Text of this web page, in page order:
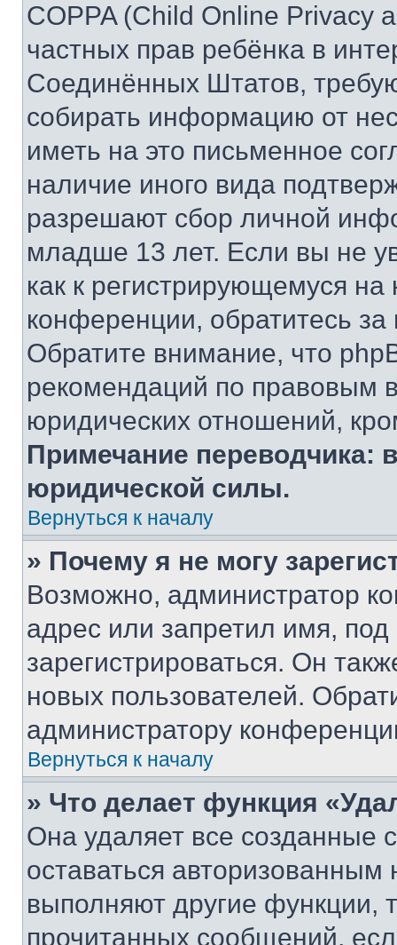
COPPA (Child Online Privacy
частных прав ребёнка в
Соединённых Штатов,
собирать информацию от
иметь на это письменное
наличие иного вида
разрешают сбор личной
младше 13 лет. Если вы не
как к регистрирующемуся
конференции, обратитесь
Обратите внимание, что
рекомендаций по правовым
юридических отношений,
Примечание переводчика:
юридической силы.
Вернуться к началу
» Почему я не могу
Возможно, администратор
адрес или запретил имя,
зарегистрироваться. Он
новых пользователей.
администратору
Вернуться к началу
» Что делает функция
Она удаляет все созданные
оставаться
выполняют другие функции,
прочитанных сообщений,